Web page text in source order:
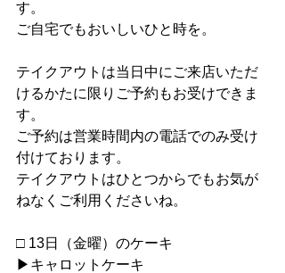
す。
ご自宅でもおいしいひと時を。
テイクアウトは当日中にご来店いただ
けるかたに限りご予約もお受けできま
す。
ご予約は営業時間内の電話でのみ受け
付けております。
テイクアウトはひとつからでもお気が
ねなくご利用くださいね。
□ 13日（金曜）のケーキ
▶︎キャロットケーキ